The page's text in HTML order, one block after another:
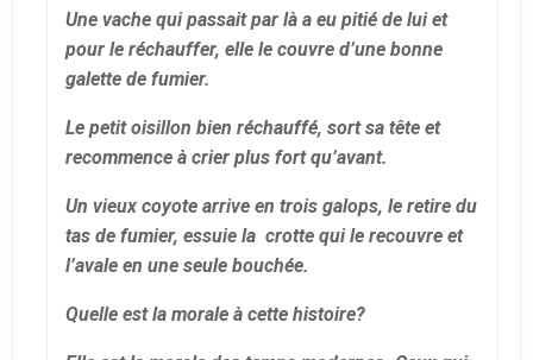
Une vache qui passait par là a eu pitié de lui et
pour le réchauffer, elle le couvre d’une bonne
galette de fumier.
Le petit oisillon bien réchauffé, sort sa tête et
recommence à crier plus fort qu’avant.
Un vieux coyote arrive en trois galops, le retire du
tas de fumier, essuie la crotte qui le recouvre et
l’avale en une seule bouchée.
Quelle est la morale à cette histoire?